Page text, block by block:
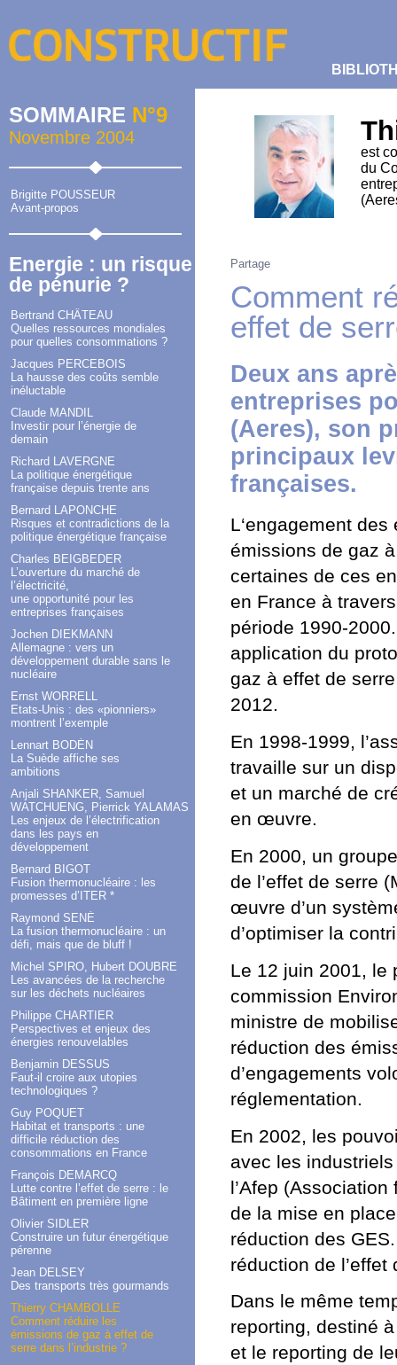
SOMMAIRE N°9
Novembre 2004
Brigitte POUSSEUR
Avant-propos
Energie : un risque
de pénurie ?
Bertrand CHÂTEAU
Quelles ressources mondiales
pour quelles consommations ?
Jacques PERCEBOIS
La hausse des coûts semble
inéluctable
Claude MANDIL
Investir pour l’énergie de
demain
Richard LAVERGNE
La politique énergétique
française depuis trente ans
Bernard LAPONCHE
Risques et contradictions de la
politique énergétique française
Charles BEIGBEDER
L’ouverture du marché de
l’électricité,
une opportunité pour les
entreprises françaises
Jochen DIEKMANN
Allemagne : vers un
développement durable sans le
nucléaire
Ernst WORRELL
Etats-Unis : des «pionniers»
montrent l’exemple
Lennart BODÉN
La Suède affiche ses
ambitions
Anjali SHANKER, Samuel
WATCHUENG, Pierrick YALAMAS
Les enjeux de l’électrification
dans les pays en
développement
Bernard BIGOT
Fusion thermonucléaire : les
promesses d’ITER *
Raymond SENÉ
La fusion thermonucléaire : un
défi, mais que de bluff !
Michel SPIRO, Hubert DOUBRE
Les avancées de la recherche
sur les déchets nucléaires
Philippe CHARTIER
Perspectives et enjeux des
énergies renouvelables
Benjamin DESSUS
Faut-il croire aux utopies
technologiques ?
Guy POQUET
Habitat et transports : une
difficile réduction des
consommations en France
François DEMARCQ
Lutte contre l’effet de serre : le
Bâtiment en première ligne
Olivier SIDLER
Construire un futur énergétique
pérenne
Jean DELSEY
Des transports très gourmands
Thierry CHAMBOLLE
Comment réduire les
émissions de gaz à effet de
serre dans l’industrie ?
est
du
Partage
Comment
effet de
Deux ans
entreprises
(Aeres), son
principaux
françaises.
L‘engagement
émissions de gaz
certaines de ces
en France à
période 1990-
application du
gaz à effet de
2012.
En 1998-1999,
travaille sur un
et un marché de
en œuvre.
En 2000, un
de l’effet de serre
œuvre d’un
d’optimiser la
Le 12 juin 2001, le
commission
ministre de
réduction des
d’engagements
réglementation.
En 2002, les
avec les
l’Afep
de la mise en
réduction des
réduction de
Dans le même
reporting, destiné
et le reporting de